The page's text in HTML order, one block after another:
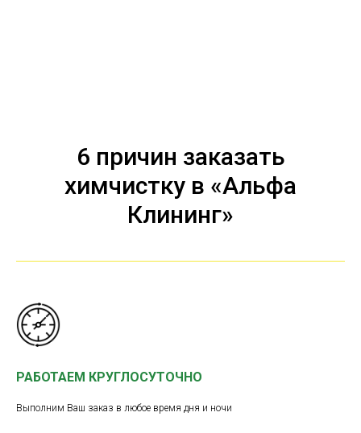
6 причин заказать
химчистку в «Альфа
Клининг»
РАБОТАЕМ КРУГЛОСУТОЧНО
Выполним Ваш заказ в любое время дня и ночи